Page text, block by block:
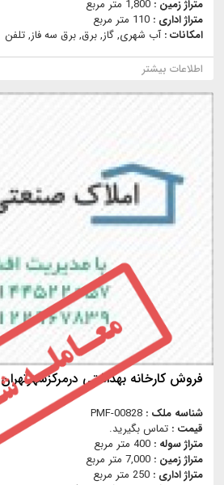
متراژ زمین : 1,800 متر مربع
متراژ اداری : 110 متر مربع
امکانات :آب شهری, گاز, برق, برق سه فاز, تلفن
اطلاعات بیشتر
فروش كارخانه بهداشتي درمركزشهرتهران
شناسه ملک : PMF-00828
قیمت : تماس بگیرید.
متراژ سوله : 400 متر مربع
متراژ زمین : 7,000 متر مربع
متراژ اداری : 250 متر مربع